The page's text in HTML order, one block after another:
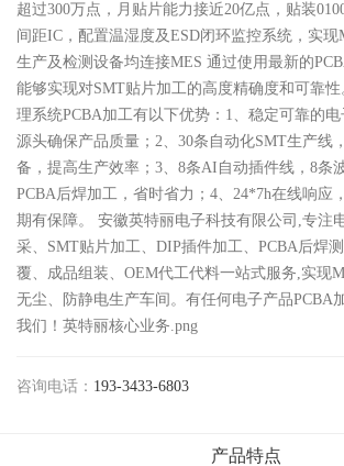
超过300万点，月贴片能力接近20亿点，贴装
间距IC，配置温湿度及ESD闭环监控系统，实现
生产及检测设备均连接MES 通过使用最新的
能够实现对SMT贴片加工的高度精确度和可靠
理系统PCBA加工有以下优势：1、稳定可靠的
源头确保产品质量；2、30条自动化SMT生产线
备，提高生产效率；3、8条AI自动插件线，8条
PCBA后焊加工，省时省力；4、24*7h在线响应
期有保障。 安徽英特丽电子科技有限公司,专注
采、SMT贴片加工、DIP插件加工、PCBA后焊
覆、成品组装、OEM代工代料一站式服务,实现
无尘、防静电生产车间。有任何电子产品PCBA
我们！英特丽核心业务.png​
咨询电话： 193-3433-6803
产品特点